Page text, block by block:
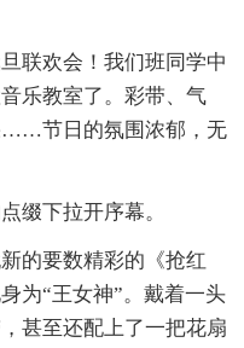
联欢会！我们班同学中
乐教室了。彩带、气
……节日的氛围浓郁，无
缀下拉开序幕。
的要数精彩的《抢红
为“王女神”。戴着一头
甚至还配上了一把花扇